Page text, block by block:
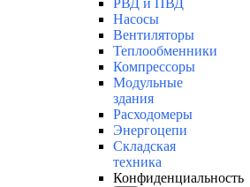
РВД и ПВД
Насосы
Вентиляторы
Теплообменники
Компрессоры
Модульные
здания
Расходомеры
Энергоцепи
Складская
техника
Конфиденциальность